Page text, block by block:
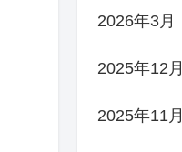
2026年3月
2025年12月
2025年11月